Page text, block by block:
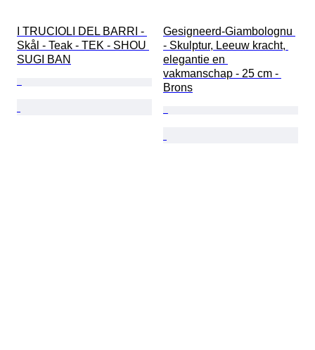
I TRUCIOLI DEL BARRI -
Skål - Teak - TEK - SHOU
SUGI BAN
Gesigneerd-Giambolognu
- Skulptur, Leeuw kracht,
elegantie en
vakmanschap - 25 cm -
Brons